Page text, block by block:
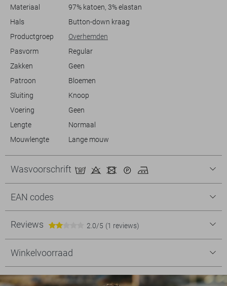
ontspannen dag plant of een informele bijeenkomst hebt, dit
Materiaal
97% katoen, 3% elastan
Hals
Button-down kraag
Productgroep
Overhemden
Pasvorm
Regular
Zakken
Geen
Patroon
Bloemen
Sluiting
Knoop
Voering
Geen
Lengte
Normaal
Mouwlengte
Lange mouw
Wasvoorschrift
EAN codes
Reviews 2.0/5 (1 reviews)
Winkelvoorraad